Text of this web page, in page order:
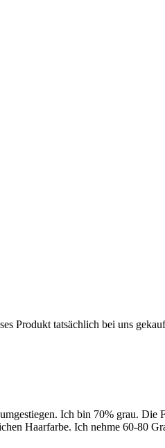
Produkt tatsächlich bei uns
Ich bin 70% grau. Die
Haarfarbe. Ich nehme 60-80